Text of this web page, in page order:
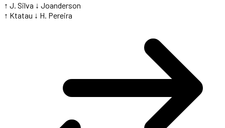
↑ J. Silva ↓ Joanderson
↑ Ktatau ↓ H. Pereira